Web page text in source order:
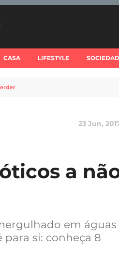
CASA LIFESTYLE
23 Jun,
a
em águas
si: conheça 8